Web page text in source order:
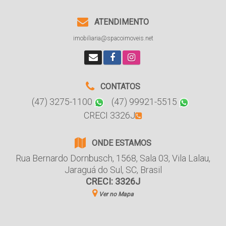
ATENDIMENTO
imobiliaria@spacoimoveis.net
CONTATOS
(47) 3275-1100
(47) 99921-5515
CRECI 3326J
ONDE ESTAMOS
Rua Bernardo Dornbusch, 1568, Sala 03, Vila Lalau,
Jaraguá do Sul, SC, Brasil
CRECI: 3326J
Ver no Mapa